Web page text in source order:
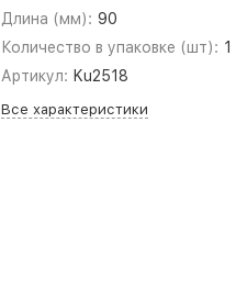
Длина (мм): 90
Количество в упаковке (шт): 1
Артикул: Ku2518
Все характеристики